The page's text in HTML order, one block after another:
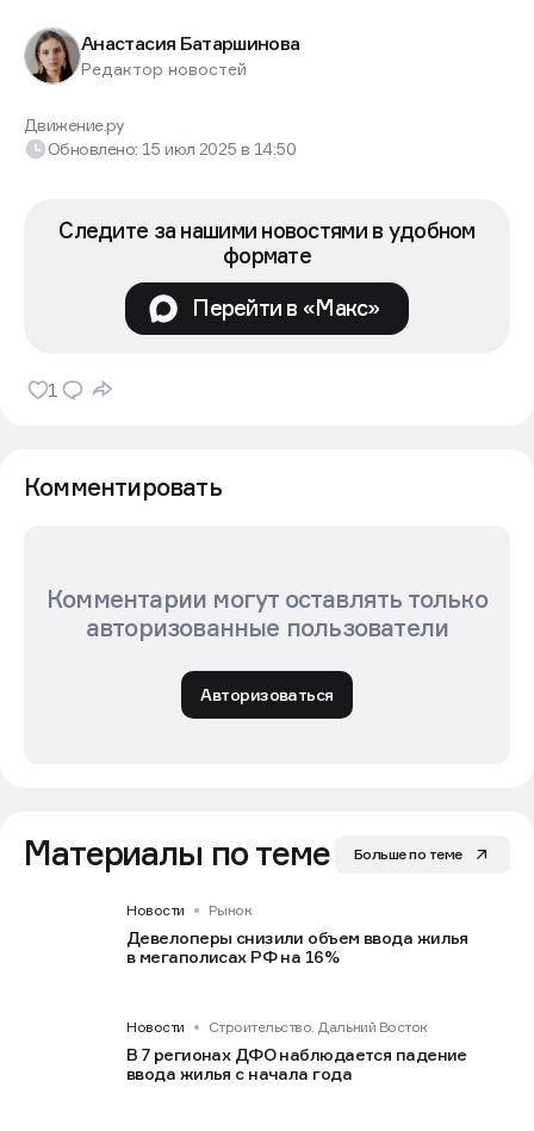
Анастасия Батаршинова
Редактор новостей
Движение.ру
Обновлено: 15 июл 2025в 14:50
Следите за нашими новостями в удобном
формате
Перейти в «Макс»
1
Комментировать
Комментарии могут оставлять только
авторизованные пользователи
Авторизоваться
Материалы по теме Больше по теме
Новости Рынок
Девелоперы снизили объем ввода жилья
в мегаполисах РФ на 16%
Новости Строительство. Дальний Восток
В 7 регионах ДФО наблюдается падение
ввода жилья с начала года